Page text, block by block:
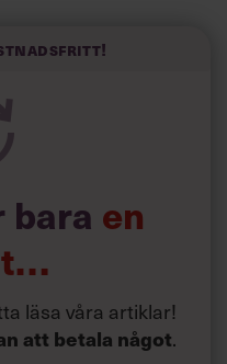
bara en
läsa våra artiklar!
att betala något.